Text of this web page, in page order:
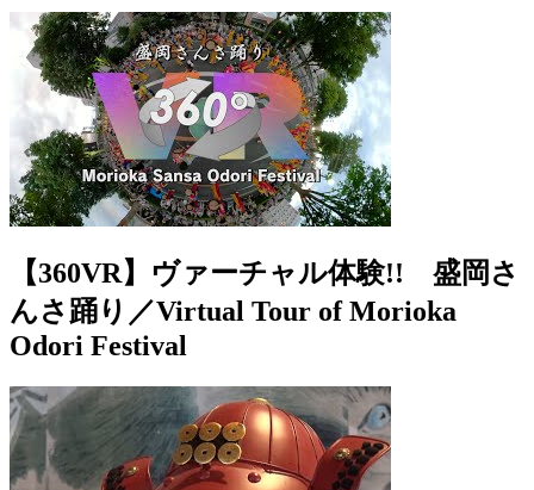
【360VR】ヴァーチャル体験!! 盛岡さ
んさ踊り／Virtual Tour of Morioka
Odori Festival